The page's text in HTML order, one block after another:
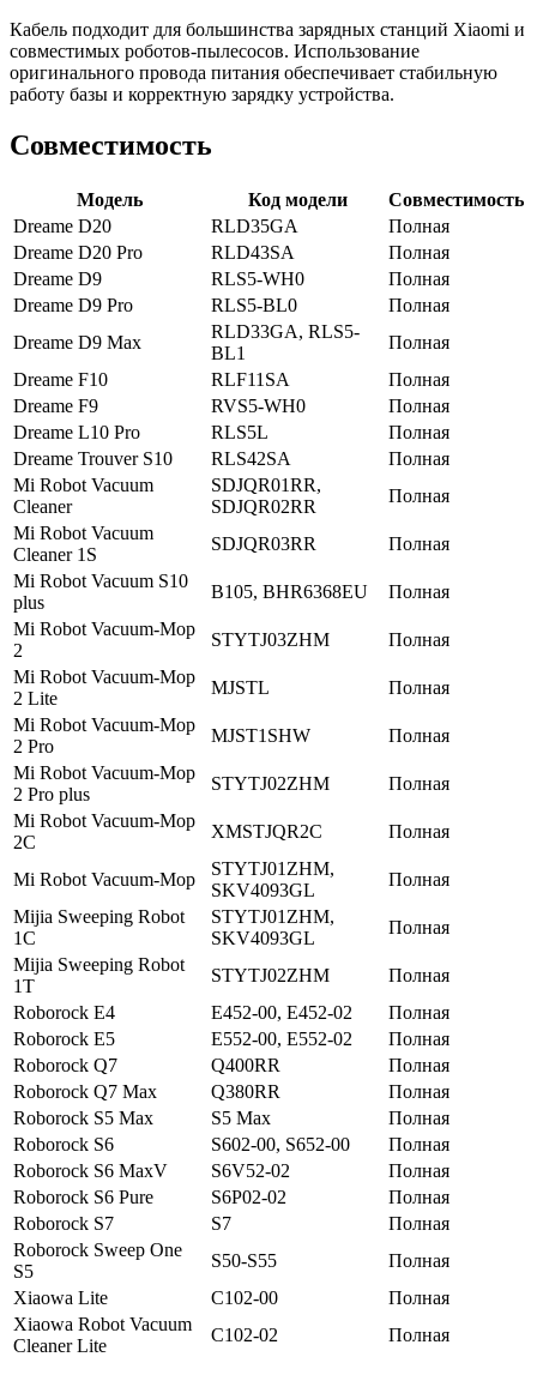
Кабель подходит для большинства зарядных станций Xiaomi и
совместимых роботов-пылесосов. Использование
оригинального провода питания обеспечивает стабильную
работу базы и корректную зарядку устройства.
Совместимость
Модель Код модели
Совместимость
Dreame D20
RLD35GA
Полная
Dreame D20 Pro
RLD43SA
Полная
Dreame D9
RLS5-WH0
Полная
Dreame D9 Pro
RLS5-BL0
Полная
Dreame D9 Max
RLD33GA, RLS5-
BL1
Полная
Dreame F10
RLF11SA
Полная
Dreame F9
RVS5-WH0
Полная
Dreame L10 Pro
RLS5L
Полная
Dreame Trouver S10
RLS42SA
Полная
Mi Robot Vacuum
Cleaner
SDJQR01RR,
SDJQR02RR
Полная
Mi Robot Vacuum
Cleaner 1S
SDJQR03RR
Полная
Mi Robot Vacuum S10
plus
B105, BHR6368EU
Полная
Mi Robot Vacuum-Mop
2
STYTJ03ZHM
Полная
Mi Robot Vacuum-Mop
2 Lite
MJSTL
Полная
Mi Robot Vacuum-Mop
2 Pro
MJST1SHW
Полная
Mi Robot Vacuum-Mop
2 Pro plus
STYTJ02ZHM
Полная
Mi Robot Vacuum-Mop
2C
XMSTJQR2C Полная
Mi Robot Vacuum-Mop
STYTJ01ZHM,
SKV4093GL
Полная
Mijia Sweeping Robot
1C
STYTJ01ZHM,
SKV4093GL
Полная
Mijia Sweeping Robot
1T
STYTJ02ZHM
Полная
Roborock E4
E452-00, E452-02
Полная
Roborock E5
E552-00, E552-02
Полная
Roborock Q7
Q400RR
Полная
Roborock Q7 Max
Q380RR
Полная
Roborock S5 Max
S5 Max
Полная
Roborock S6
S602-00, S652-00
Полная
Roborock S6 MaxV
S6V52-02
Полная
Roborock S6 Pure
S6P02-02
Полная
Roborock S7
S7
Полная
Roborock Sweep One
S5
S50-S55
Полная
Xiaowa Lite
C102-00
Полная
Xiaowa Robot Vacuum
Cleaner Lite
C102-02 Полная